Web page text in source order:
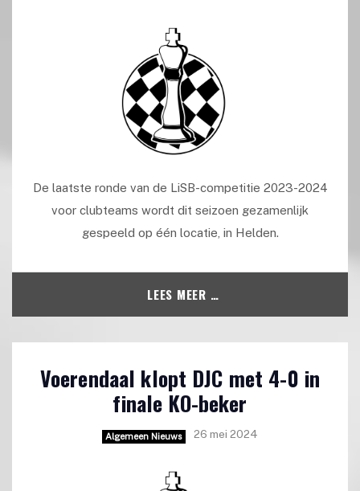
De laatste ronde van de LiSB-competitie 2023-2024
voor clubteams wordt dit seizoen gezamenlijk
gespeeld op één locatie, in Helden.
LEES MEER …
Voerendaal klopt DJC met 4-0 in
finale KO-beker
Algemeen Nieuws 26 mei 2024